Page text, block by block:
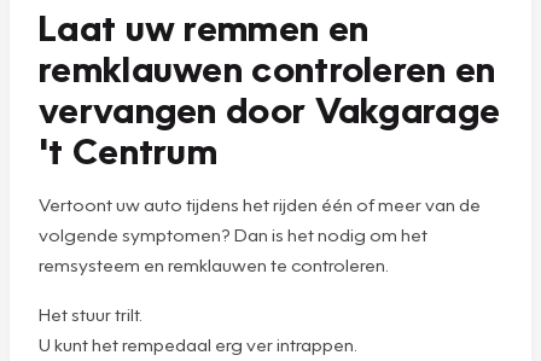
Laat uw remmen en
remklauwen controleren en
vervangen door Vakgarage
't Centrum
Vertoont uw auto tijdens het rijden één of meer van de
volgende symptomen? Dan is het nodig om het
remsysteem en remklauwen te controleren.
Het stuur trilt.
U kunt het rempedaal erg ver intrappen.